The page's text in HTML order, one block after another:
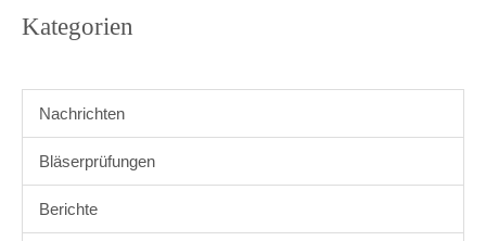
Kategorien
Nachrichten
Bläserprüfungen
Berichte